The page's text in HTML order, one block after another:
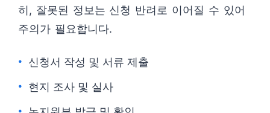
히, 잘못된 정보는 신청 반려로 이어질 수 있어
주의가 필요합니다.
신청서 작성 및 서류 제출
현지 조사 및 실사